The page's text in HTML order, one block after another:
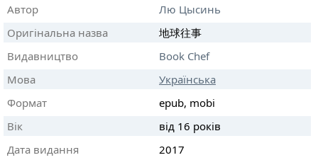
Автор
Лю Цысинь
Оригінальна назва
地球往事
Видавництво
Book Chef
Мова
Українська
Формат
epub, mobi
Вік
від 16 років
Дата видання
2017